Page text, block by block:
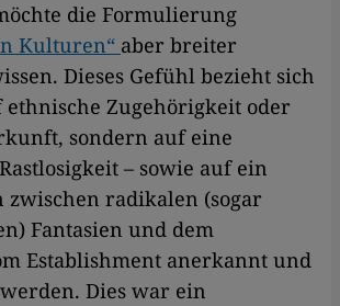
die Formulierung
Kulturen“ aber breiter
Dieses Gefühl bezieht sich
Zugehörigkeit oder
sondern auf eine
– sowie auf ein
zwischen radikalen (sogar
Fantasien und dem
Establishment anerkannt und
Dies war ein